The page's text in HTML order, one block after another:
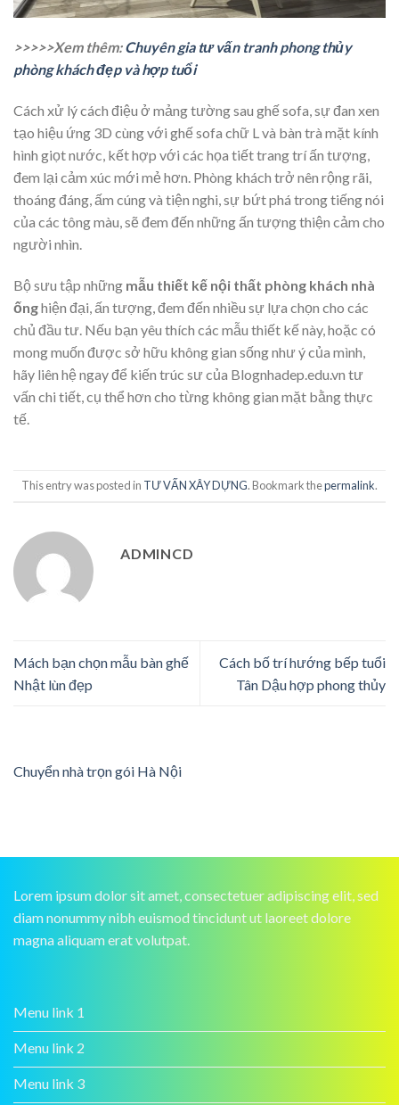
>>>>>Xem thêm:Chuyên gia tư vấn tranh phong thủy
phòng khách đẹp và hợp tuổi
Cách xử lý cách điệu ở mảng tường sau ghế sofa, sự đan xen
tạo hiệu ứng 3D cùng với ghế sofa chữ L và bàn trà mặt kính
hình giọt nước, kết hợp với các họa tiết trang trí ấn tượng,
đem lại cảm xúc mới mẻ hơn. Phòng khách trở nên rộng rãi,
thoáng đáng, ấm cúng và tiện nghi, sự bứt phá trong tiếng nói
của các tông màu, sẽ đem đến những ấn tượng thiện cảm cho
người nhìn.
Bộ sưu tập những mẫu thiết kế nội thất phòng khách nhà
ốnghiện đại, ấn tượng, đem đến nhiều sự lựa chọn cho các
chủ đầu tư. Nếu bạn yêu thích các mẫu thiết kế này, hoặc có
mong muốn được sở hữu không gian sống như ý của mình,
hãy liên hệ ngay để kiến trúc sư của Blognhadep.edu.vn tư
vấn chi tiết, cụ thể hơn cho từng không gian mặt bằng thực
tế.
This entry was posted in TƯ VẤN XÂY DỰNG. Bookmark thepermalink.
ADMINCD
Mách bạn chọn mẫu bàn ghế
Nhật lùn đẹp
Cách bố trí hướng bếp tuổi
Tân Dậu hợp phong thủy
Chuyển nhà trọn gói Hà Nội
Lorem ipsum dolor sit amet, consectetuer adipiscing elit, sed
diam nonummy nibh euismod tincidunt ut laoreet dolore
magna aliquam erat volutpat.
Menu link 1
Menu link 2
Menu link 3